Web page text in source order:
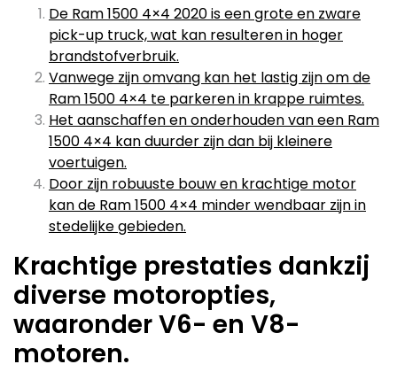
De Ram 1500 4×4 2020 is een grote en zware
pick-up truck, wat kan resulteren in hoger
brandstofverbruik.
Vanwege zijn omvang kan het lastig zijn om de
Ram 1500 4×4 te parkeren in krappe ruimtes.
Het aanschaffen en onderhouden van een Ram
1500 4×4 kan duurder zijn dan bij kleinere
voertuigen.
Door zijn robuuste bouw en krachtige motor
kan de Ram 1500 4×4 minder wendbaar zijn in
stedelijke gebieden.
Krachtige prestaties dankzij
diverse motoropties,
waaronder V6- en V8-
motoren.